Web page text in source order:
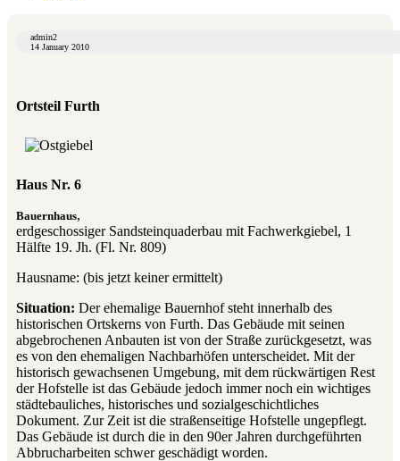
admin2
14 January 2010
Ortsteil Furth
Haus Nr. 6
Bauernhaus,
erdgeschossiger Sandsteinquaderbau mit Fachwerkgiebel, 1
Hälfte 19. Jh. (Fl. Nr. 809)
Hausname: (bis jetzt keiner ermittelt)
Situation: Der ehemalige Bauernhof steht innerhalb des
historischen Ortskerns von Furth. Das Gebäude mit seinen
abgebrochenen Anbauten ist von der Straße zurückgesetzt, was
es von den ehemaligen Nachbarhöfen unterscheidet. Mit der
historisch gewachsenen Umgebung, mit dem rückwärtigen Rest
der Hofstelle ist das Gebäude jedoch immer noch ein wichtiges
städtebauliches, historisches und sozialgeschichtliches
Dokument. Zur Zeit ist die straßenseitige Hofstelle ungepflegt.
Das Gebäude ist durch die in den 90er Jahren durchgeführten
Abbrucharbeiten schwer geschädigt worden.